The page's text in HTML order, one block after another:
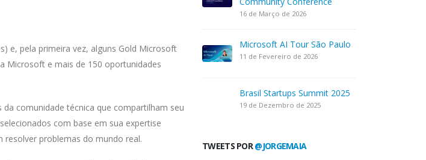
16 de Março de 2026
Microsoft AI Tour São Paulo
11 de Fevereiro de 2026
Brasil Startups Summit 2025
19 de Dezembro de 2025
TWEETS POR@JORGEMAIA
e, pela primeira vez, alguns Gold Microsoft
Microsoft e mais de 150 oportunidades
comunidade técnica que compartilham seu
com base em sua expertise
resolver problemas do mundo real.